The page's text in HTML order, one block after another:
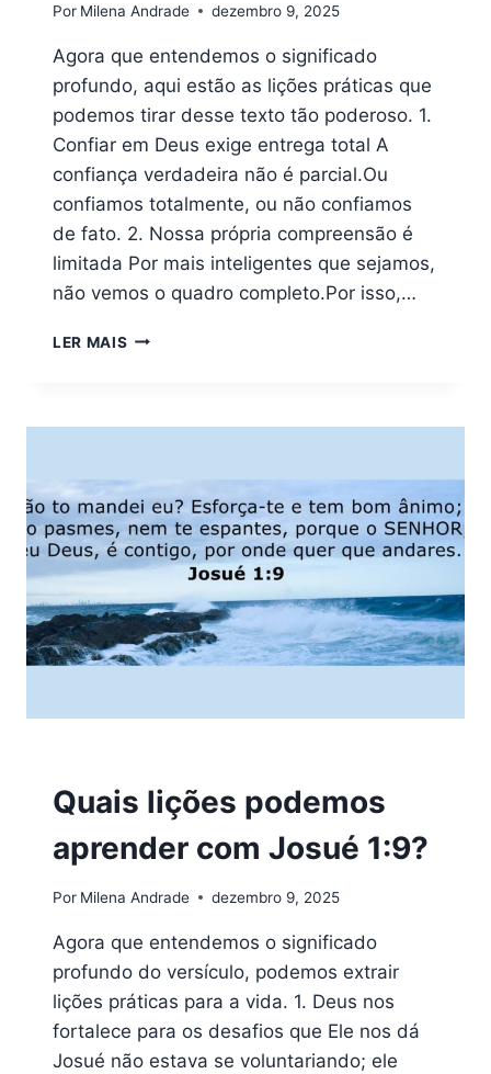
Por Milena Andrade dezembro 9, 2025
Agora que entendemos o significado
profundo, aqui estão as lições práticas que
podemos tirar desse texto tão poderoso. 1.
Confiar em Deus exige entrega total A
confiança verdadeira não é parcial.Ou
confiamos totalmente, ou não confiamos
de fato. 2. Nossa própria compreensão é
limitada Por mais inteligentes que sejamos,
não vemos o quadro completo.Por isso,…
LER MAIS QUAIS
COM
6?
Quais lições podemos
aprender com Josué 1:9?
Por Milena Andrade dezembro 9, 2025
Agora que entendemos o significado
profundo do versículo, podemos extrair
lições práticas para a vida. 1. Deus nos
fortalece para os desafios que Ele nos dá
Josué não estava se voluntariando; ele